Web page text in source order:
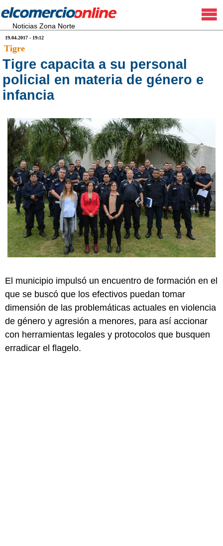
Noticias Zona Norte
19.04.2017 - 19:12
Tigre
Tigre capacita a su personal
policial en materia de género e
infancia
El municipio impulsó un encuentro de formación en el
que se buscó que los efectivos puedan tomar
dimensión de las problemáticas actuales en violencia
de género y agresión a menores, para así accionar
con herramientas legales y protocolos que busquen
erradicar el flagelo.